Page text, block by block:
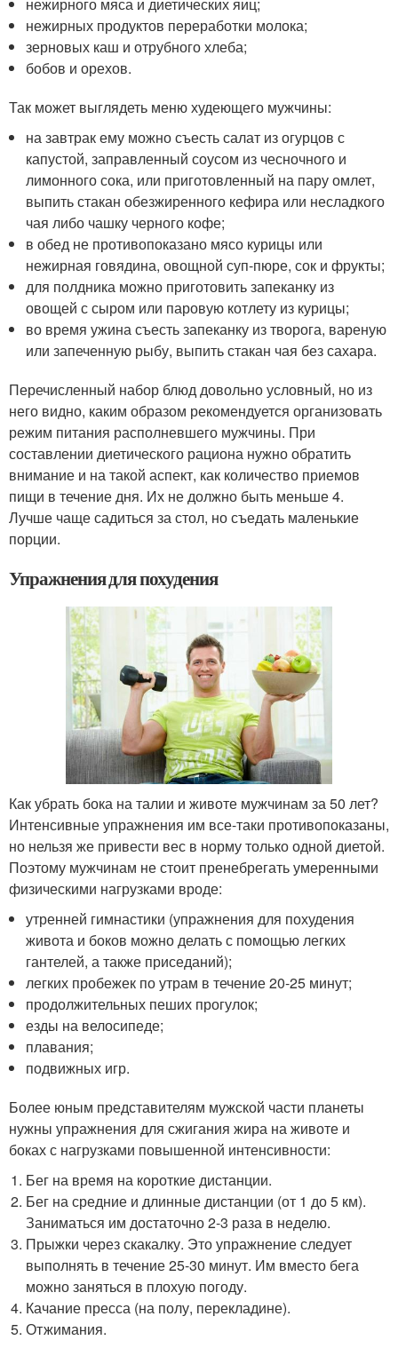
нежирного мяса и диетических яиц;
нежирных продуктов переработки молока;
зерновых каш и отрубного хлеба;
бобов и орехов.
Так может выглядеть меню худеющего мужчины:
на завтрак ему можно съесть салат из огурцов с
капустой, заправленный соусом из чесночного и
лимонного сока, или приготовленный на пару омлет,
выпить стакан обезжиренного кефира или несладкого
чая либо чашку черного кофе;
в обед не противопоказано мясо курицы или
нежирная говядина, овощной суп-пюре, сок и фрукты;
для полдника можно приготовить запеканку из
овощей с сыром или паровую котлету из курицы;
во время ужина съесть запеканку из творога, вареную
или запеченную рыбу, выпить стакан чая без сахара.
Перечисленный набор блюд довольно условный, но из
него видно, каким образом рекомендуется организовать
режим питания располневшего мужчины. При
составлении диетического рациона нужно обратить
внимание и на такой аспект, как количество приемов
пищи в течение дня. Их не должно быть меньше 4.
Лучше чаще садиться за стол, но съедать маленькие
порции.
Упражнения для похудения
Как убрать бока на талии и животе мужчинам за 50 лет?
Интенсивные упражнения им все-таки противопоказаны,
но нельзя же привести вес в норму только одной диетой.
Поэтому мужчинам не стоит пренебрегать умеренными
физическими нагрузками вроде:
утренней гимнастики (упражнения для похудения
живота и боков можно делать с помощью легких
гантелей, а также приседаний);
легких пробежек по утрам в течение 20-25 минут;
продолжительных пеших прогулок;
езды на велосипеде;
плавания;
подвижных игр.
Более юным представителям мужской части планеты
нужны упражнения для сжигания жира на животе и
боках с нагрузками повышенной интенсивности:
Бег на время на короткие дистанции.
Бег на средние и длинные дистанции (от 1 до 5 км).
Заниматься им достаточно 2-3 раза в неделю.
Прыжки через скакалку. Это упражнение следует
выполнять в течение 25-30 минут. Им вместо бега
можно заняться в плохую погоду.
Качание пресса (на полу, перекладине).
Отжимания.